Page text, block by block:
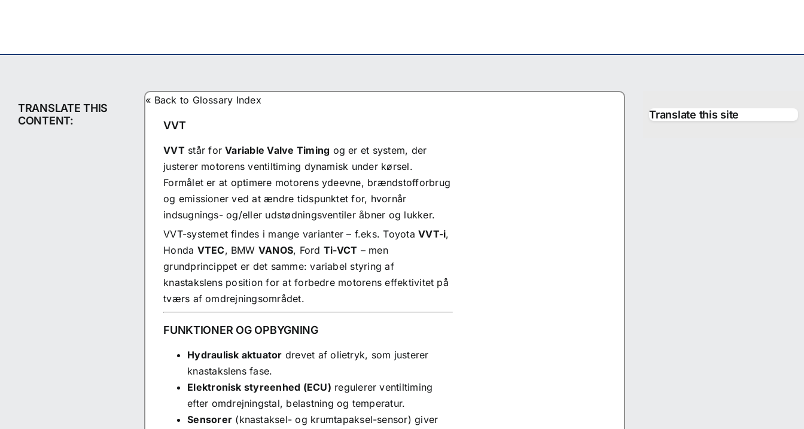
TRANSLATE THIS
CONTENT:
« Back to Glossary Index
VVT
VVT står forVariable Valve Timing og er et system, der
justerer motorens ventiltiming dynamisk under kørsel.
Formålet er at optimere motorens ydeevne, brændstofforbrug
og emissioner ved at ændre tidspunktet for, hvornår
indsugnings- og/eller udstødningsventiler åbner og lukker.
VVT-systemet findes i mange varianter – f.eks. ToyotaVVT-i,
Honda VTEC, BMW VANOS, Ford Ti-VCT – men
grundprincippet er det samme: variabel styring af
knastakslens position for at forbedre motorens effektivitet på
tværs af omdrejningsområdet.
FUNKTIONER OG OPBYGNING
Hydraulisk aktuator drevet af olietryk, som justerer
knastakslens fase.
Elektronisk styreenhed (ECU) regulerer ventiltiming
efter omdrejningstal, belastning og temperatur.
Sensorer (knastaksel- og krumtapaksel-sensor) giver
Translate this site